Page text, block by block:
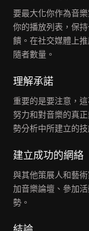
要最大化你作為音
你的播放列表，保
饋。在社交媒體上
隨者數量。
理解承諾
重要的是要注意，
努力和對音樂的真
勢分析中所建立的
建立成功的網絡
與其他策展人和藝
加音樂論壇、參加
勢。